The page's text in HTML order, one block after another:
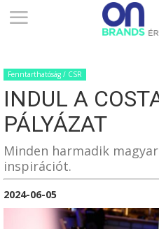
ONBRANDS
–
ALAPON
Fenntarthatóság / CSR
INDUL A
PÁLYÁZAT
Minden harmadik
inspirációt.
2024-06-05